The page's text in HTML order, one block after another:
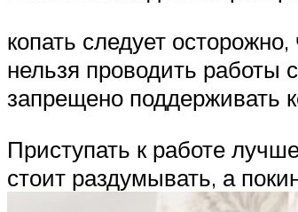
копать следует
нельзя проводить работы
запрещено поддерживать
Приступать к работе
стоит раздумывать, а